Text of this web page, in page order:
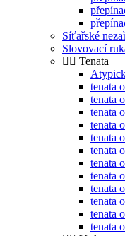
Síťařské
Slovovací
Tenata
tenata
tenata
tenata
tenata
tenata
tenata
tenata
tenata
tenata
tenata
tenata
tenata